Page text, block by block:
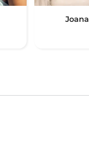
Joana